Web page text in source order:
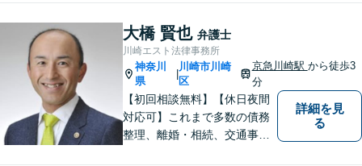
以上の経験値に基づくアドバ
イスを【労働問題】労働者側
に特化 精神的なケアも視野
に入れて、真摯に対応します
【京急川崎駅4分】【休日面談
OK】
大橋 賢也 弁護士
川崎エスト法律事務所
神奈川
県
川崎市川崎
区
京急川崎駅 から徒歩3
分
【初回相談無料】【休日夜間
対応可】これまで多数の債務
整理、離婚・相続、交通事
詳細を見
る